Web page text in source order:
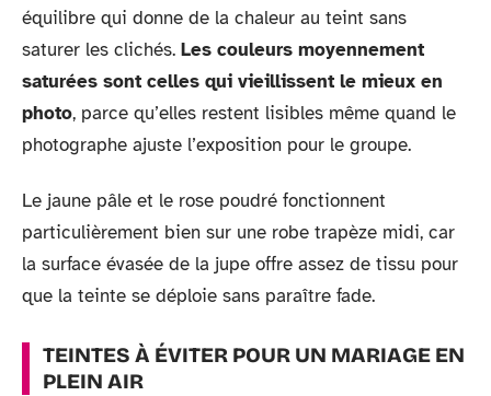
équilibre qui donne de la chaleur au teint sans
saturer les clichés. Les couleurs moyennement
saturées sont celles qui vieillissent le mieux en
photo, parce qu’elles restent lisibles même quand le
photographe ajuste l’exposition pour le groupe.
Le jaune pâle et le rose poudré fonctionnent
particulièrement bien sur une robe trapèze midi, car
la surface évasée de la jupe offre assez de tissu pour
que la teinte se déploie sans paraître fade.
TEINTES À ÉVITER POUR UN MARIAGE EN
PLEIN AIR